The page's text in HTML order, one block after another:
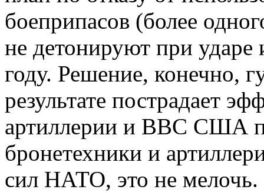
боеприпасов (более
не детонируют при ударе
году. Решение, конечно,
результате пострадает
артиллерии и ВВС США
бронетехники и
сил НАТО, это не мелочь.